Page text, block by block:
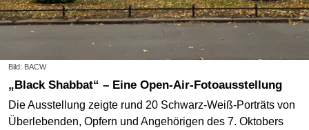
Bild: BACW
„Black Shabbat“ – Eine Open-Air-Fotoausstellung
Die Ausstellung zeigte rund 20 Schwarz-Weiß-Porträts von
Überlebenden, Opfern und Angehörigen des 7. Oktobers